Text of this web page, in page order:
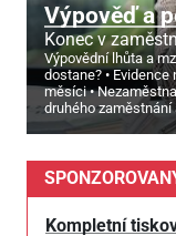
Výpověď a
Konec v
Výpovědní lhůta a
dostane?
Evidence
měsíci
druhého zaměstnání
Kompletní